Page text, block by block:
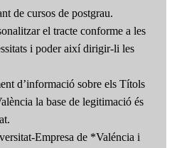
de cursos de postgrau.
el tracte conforme a les
i poder així dirigir-li les
d’informació sobre els Títols
la base de legitimació és
Empresa de *Valéncia i